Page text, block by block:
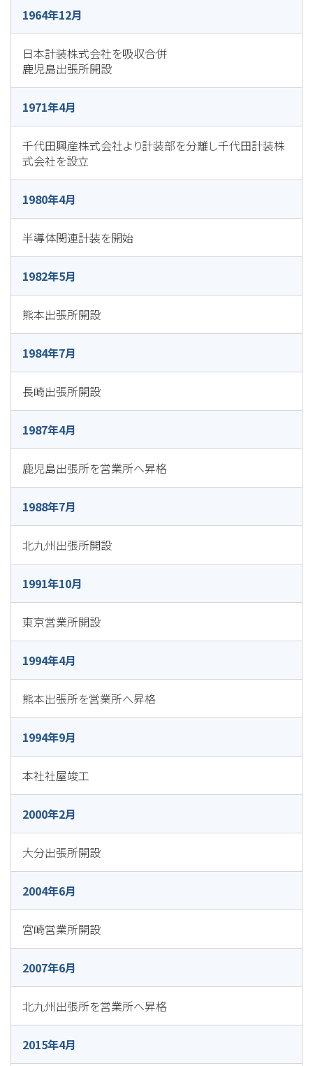
1964年12月
日本計装株式会社を吸収合併
鹿児島出張所開設
1971年4月
千代田興産株式会社より計装部を分離し千代田計装株
式会社を設立
1980年4月
半導体関連計装を開始
1982年5月
熊本出張所開設
1984年7月
長崎出張所開設
1987年4月
鹿児島出張所を営業所へ昇格
1988年7月
北九州出張所開設
1991年10月
東京営業所開設
1994年4月
熊本出張所を営業所へ昇格
1994年9月
本社社屋竣工
2000年2月
大分出張所開設
2004年6月
宮崎営業所開設
2007年6月
北九州出張所を営業所へ昇格
2015年4月